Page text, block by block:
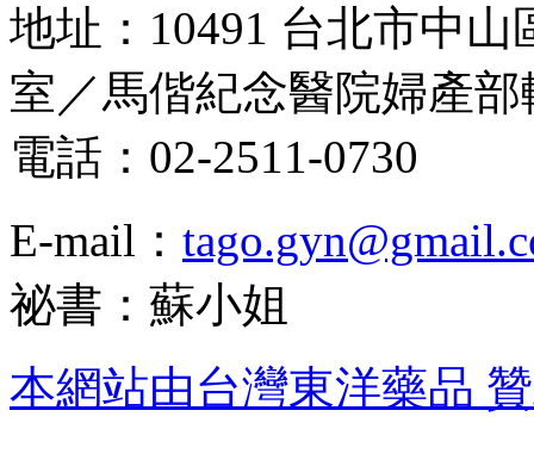
地址：10491 台北市中山
室／馬偕紀念醫院婦產
電話：02-2511-0730
E-mail：
祕書：蘇小姐
本網站由台灣東洋藥品